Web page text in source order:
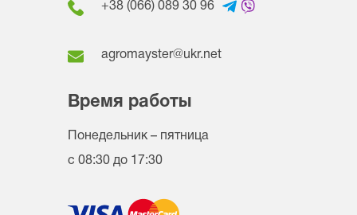
+38 (066) 089 30 96
agromayster@ukr.net
Время работы
Понедельник – пятница
с 08:30 до 17:30